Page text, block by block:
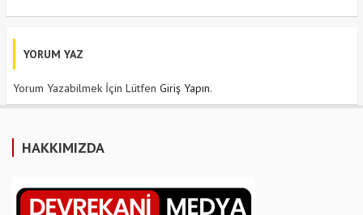
YORUM YAZ
Yorum Yazabilmek İçin Lütfen Giriş Yapın.
HAKKIMIZDA